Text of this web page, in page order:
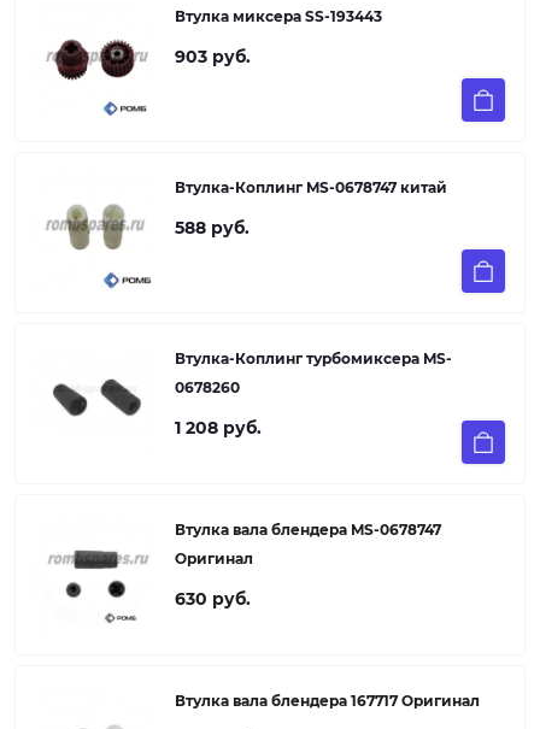
Втулка миксера SS-193443
903 руб.
Втулка-Коплинг MS-0678747 китай
588 руб.
Втулка-Коплинг турбомиксера MS-
0678260
1 208 руб.
Втулка вала блендера MS-0678747
Оригинал
630 руб.
Втулка вала блендера 167717 Оригинал